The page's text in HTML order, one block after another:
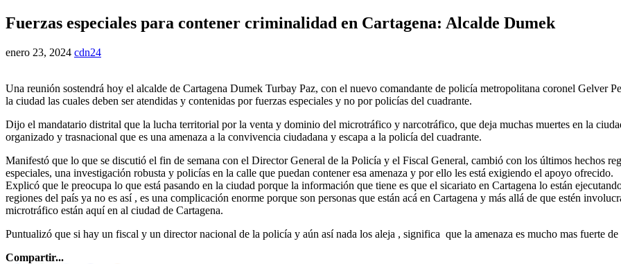
Fuerzas especiales para contener criminalidad en Cartagena: Alcalde Dumek
enero 23, 2024 cdn24
Una reunión sostendrá hoy el alcalde de Cartagena Dumek Turbay Paz, con el nuevo comandante de policía metropolitana coronel Gelver
la ciudad las cuales deben ser atendidas y contenidas por fuerzas especiales y no por policías del cuadrante.
Dijo el mandatario distrital que la lucha territorial por la venta y dominio del microtráfico y narcotráfico, que deja muchas muertes en la
organizado y trasnacional que es una amenaza a la convivencia ciudadana y escapa a la policía del cuadrante.
Manifestó que lo que se discutió el fin de semana con el Director General de la Policía y el Fiscal General, cambió con los últimos hechos
especiales, una investigación robusta y policías en la calle que puedan contener esa amenaza y por ello les está exigiendo el apoyo ofrecido.
Explicó que le preocupa lo que está pasando en la ciudad porque la información que tiene es que el sicariato en Cartagena lo están
regiones del país ya no es así , es una complicación enorme porque son personas que están acá en Cartagena y más allá de que estén
microtráfico están aquí en al ciudad de Cartagena.
Puntualizó que si hay un fiscal y un director nacional de la policía y aún así nada los aleja , significa que la amenaza es mucho mas fuerte de
Compartir...